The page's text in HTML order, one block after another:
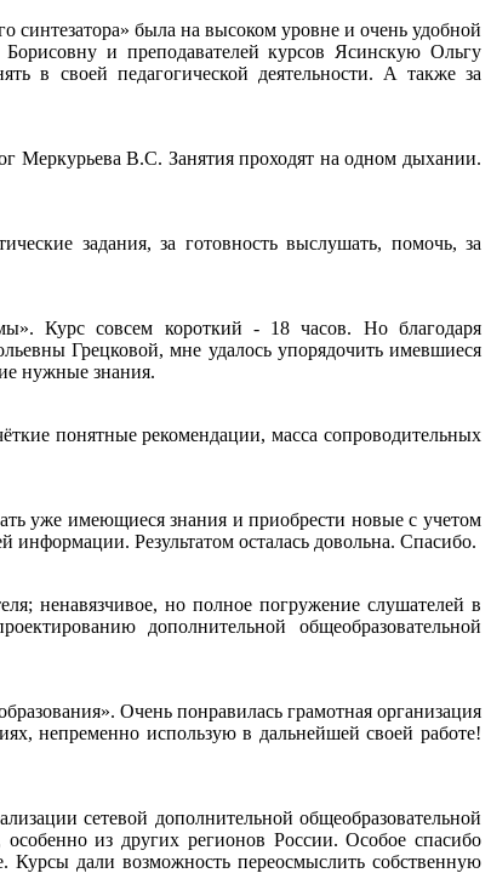
была на высоком уровне и очень удобной
Борисовну и преподавателей курсов Ясинскую Ольгу
в своей педагогической деятельности. А также за
Меркурьева В.С. Занятия проходят на одном дыхании.
задания, за готовность выслушать, помочь, за
Курс совсем короткий - 18 часов. Но благодаря
Грецковой, мне удалось упорядочить имевшиеся
нужные знания.
понятные рекомендации, масса сопроводительных
уже имеющиеся знания и приобрести новые с учетом
Результатом осталась довольна. Спасибо.
ненавязчивое, но полное погружение слушателей в
дополнительной общеобразовательной
Очень понравилась грамотная организация
непременно использую в дальнейшей своей работе!
сетевой дополнительной общеобразовательной
из других регионов России. Особое спасибо
дали возможность переосмыслить собственную